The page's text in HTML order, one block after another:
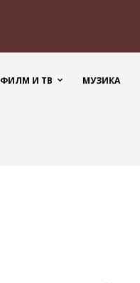
ФИЛМ И ТВ МУЗИКА